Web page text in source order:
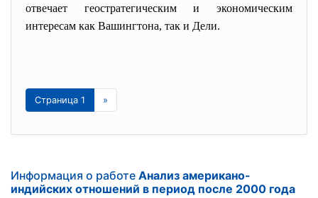
отвечает геостратегическим и экономическим
интересам как Вашингтона, так и Дели.
Страница 1 »
Информация о работе Анализ американо-
индийских отношений в период после 2000 года